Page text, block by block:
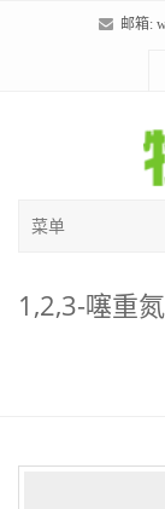
邮箱:
菜单
1,2,3-噻重